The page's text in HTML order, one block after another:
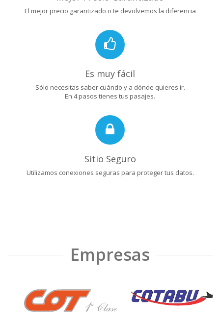
El mejor precio garantizado o te devolvemos la diferencia
Es muy fácil
Sólo necesitas saber cuándo y a dónde quieres ir.
En 4 pasos tienes tus pasajes.
Sitio Seguro
Utilizamos conexiones seguras para proteger tus datos.
Empresas
❮ ❯